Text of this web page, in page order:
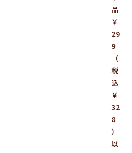
品
￥
29
9
（
税
込
￥
32
8
）
以